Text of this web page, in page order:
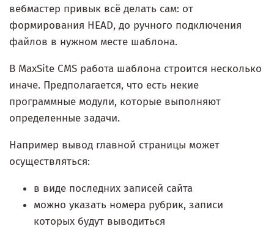
вебмастер привык всё делать сам: от
формирования HEAD, до ручного подключения
файлов в нужном месте шаблона.
В MaxSite CMS работа шаблона строится несколько
иначе. Предполагается, что есть некие
программные модули, которые выполняют
определенные задачи.
Например вывод главной страницы может
осуществляться:
в виде последних записей сайта
можно указать номера рубрик, записи
которых будут выводиться